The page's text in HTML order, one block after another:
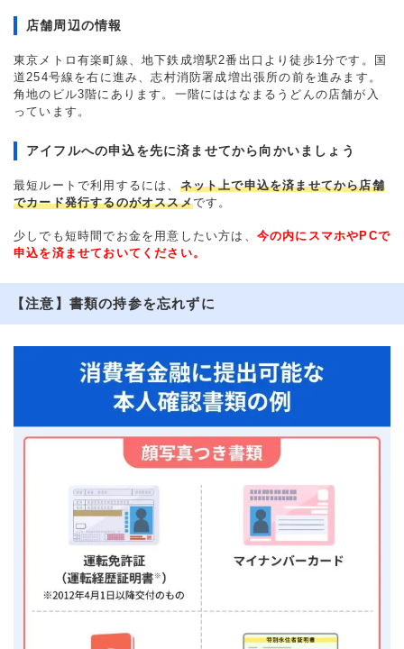
店舗周辺の情報
東京メトロ有楽町線、地下鉄成増駅2番出口より徒歩1分です。国
道254号線を右に進み、志村消防署成増出張所の前を進みます。
角地のビル3階にあります。一階にははなまるうどんの店舗が入
っています。
アイフルへの申込を先に済ませてから向かいましょう
最短ルートで利用するには、 ネット上で申込を済ませてから店舗
でカード発行するのがオススメです。
少しでも短時間でお金を用意したい方は、 今の内にスマホやPCで
申込を済ませておいてください。
【注意】書類の持参を忘れずに